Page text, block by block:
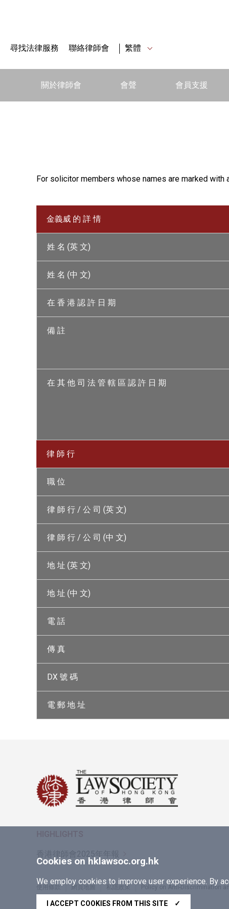
尋找法律服務 聯絡律師會 繁體
關於律師會 會聲 會員支援
For solicitor members whose names are marked with
金義威 的 詳 情
姓 名 (英 文)
姓 名 (中 文)
在 香 港 認 許 日 期
備 註
在 其 他 司 法 管 轄 區 認 許 日 期
律 師 行
職 位
律 師 行 / 公 司 (英 文)
律 師 行 / 公 司 (中 文)
地 址 (英 文)
地 址 (中 文)
電 話
傳 真
DX 號 碼
電 郵 地 址
Cookies on hklawsoc.org.hk
We employ cookies to improve user experience. By
I ACCEPT COOKIES FROM THIS SITE ✓
香港律師會2025年年報
網頁地圖 私隱政策
Policy on Anti-Discrimination
Copyright © 2026 香港律師會版權所有，不得轉載